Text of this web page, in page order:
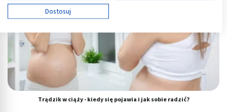
Trądzik w ciąży - kiedy się pojawia i jak sobie radzić?
Używamy Twoich danych w następujących celach:
Cele przetwarzania IAB:
Przechowywanie informacji na urządzeniu lub
dostęp do nich
Wykorzystywanie ograniczonych danych do
wyboru reklam
Tworzenie profili w celu spersonalizowanych
reklam
Dostosuj